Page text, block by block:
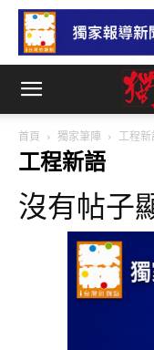
首頁 獨家筆陣 工程新
工程新語
沒有帖子